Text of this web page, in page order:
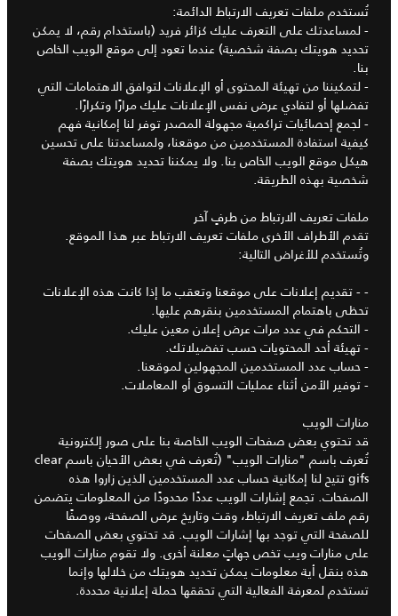
تُستخدم ملفات تعريف الارتباط الدائمة:
- لمساعدتك على التعرف عليك كزائر فريد (باستخدام رقم، لا يمكن
تحديد هويتك بصفة شخصية) عندما تعود إلى موقع الويب الخاص
بنا.
- لتمكيننا من تهيئة المحتوى أو الإعلانات لتوافق الاهتمامات التي
تفضلها أو لتفادي عرض نفس الإعلانات عليك مرارًا وتكرارًا.
- لجمع إحصائيات تراكمية مجهولة المصدر توفر لنا إمكانية فهم
كيفية استفادة المستخدمين من موقعنا، ولمساعدتنا على تحسين
هيكل موقع الويب الخاص بنا. ولا يمكننا تحديد هويتك بصفة
شخصية بهذه الطريقة.
ملفات تعريف الارتباط من طرفٍ آخر
تقدم الأطراف الأخرى ملفات تعريف الارتباط عبر هذا الموقع.
وتُستخدم للأغراض التالية:
- - تقديم إعلانات على موقعنا وتعقب ما إذا كانت هذه الإعلانات
تحظى باهتمام المستخدمين بنقرهم عليها.
- التحكم في عدد مرات عرض إعلان معين عليك.
- تهيئة أحد المحتويات حسب تفضيلاتك.
- حساب عدد المستخدمين المجهولين لموقعنا.
- توفير الأمن أثناء عمليات التسوق أو المعاملات.
منارات الويب
قد تحتوي بعض صفحات الويب الخاصة بنا على صور إلكترونية
تُعرف باسم "منارات الويب" (تُعرف في بعض الأحيان باسم clear
gifs تتيح لنا إمكانية حساب عدد المستخدمين الذين زاروا هذه
الصفحات. تجمع إشارات الويب عددًا محدودًا من المعلومات يتضمن
رقم ملف تعريف الارتباط، وقت وتاريخ عرض الصفحة، ووصفًا
للصفحة التي توجد بها إشارات الويب. قد تحتوي بعض الصفحات
على منارات ويب تخص جهاتٍ معلنة أخرى. ولا تقوم منارات الويب
هذه بنقل أية معلومات يمكن تحديد هويتك من خلالها وإنما
تستخدم لمعرفة الفعالية التي تحققها حملة إعلانية محددة.